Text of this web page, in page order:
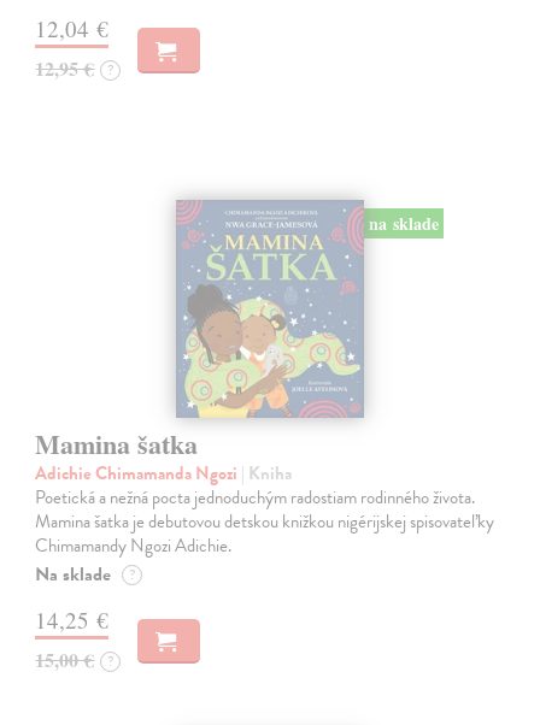
12,04 €
12,95 € ?
na sklade
Mamina šatka
Adichie Chimamanda Ngozi | Kniha
Poetická a nežná pocta jednoduchým radostiam rodinného života.
Mamina šatka je debutovou detskou knižkou nigérijskej spisovateľky
Chimamandy Ngozi Adichie.
Na sklade ?
14,25 €
15,00 € ?